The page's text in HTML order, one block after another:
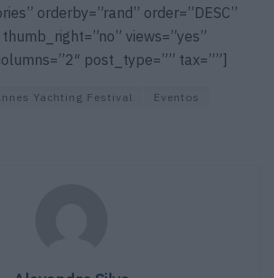
orderby=”rand” order=”DESC”
views=”yes”
post_type=”” tax=””]
Yachting Festival
Eventos